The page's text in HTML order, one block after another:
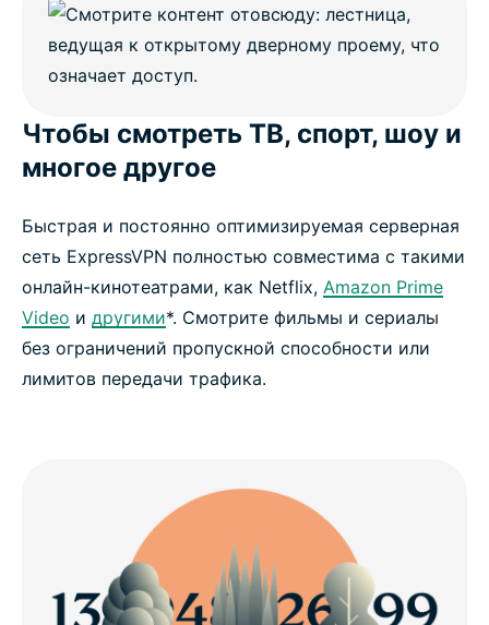
Чтобы смотреть ТВ, спорт, шоу и
многое другое
Быстрая и постоянно оптимизируемая серверная
сеть ExpressVPN полностью совместима с такими
онлайн-кинотеатрами, как Netflix, Amazon Prime
Video и другими*. Смотрите фильмы и сериалы
без ограничений пропускной способности или
лимитов передачи трафика.